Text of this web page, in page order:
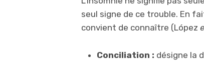
seul signe de ce trouble. En
convient de connaître (López
Conciliation : désigne la